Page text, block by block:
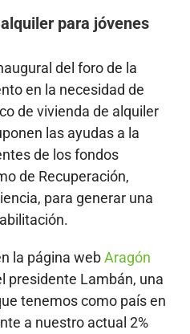
para jóvenes
del foro de la
en la necesidad de
de vivienda de alquiler
las ayudas a la
de los fondos
de Recuperación,
para generar una
la página webAragón
presidente Lambán, una
tenemos como país en
a nuestro actual 2%